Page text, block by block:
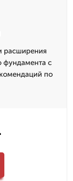
расширения
фундамента с
по